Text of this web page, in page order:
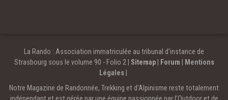
La Rando : Association immatriculée au tribunal d’instance de
Strasbourg sous le volume 90 - Folio 2 | Sitemap| Forum
Mentions
Légales
Notre Magazine de Randonnée, Trekking et d'Alpinisme reste totalement
indépendant et est gérée par une équipe passionnée par l’Outdoor et de